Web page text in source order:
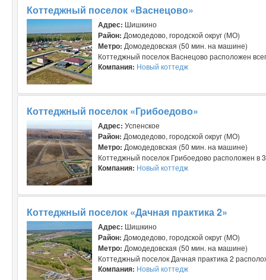
Коттеджный поселок «Васнецово»
Адрес: Шишкино
Район: Домодедово, городской округ (МО)
Метро: Домодедовская (50 мин. на машине)
Коттеджный поселок Васнецово расположен
Компания: Новый коттедж
Коттеджный поселок «Грибоедово»
Адрес: Успенское
Район: Домодедово, городской округ (МО)
Метро: Домодедовская (50 мин. на машине)
Коттеджный поселок Грибоедово расположен
Компания: Новый коттедж
Коттеджный поселок «Дачная практика 2»
Адрес: Шишкино
Район: Домодедово, городской округ (МО)
Метро: Домодедовская (50 мин. на машине)
Коттеджный поселок Дачная практика 2
Компания: Новый коттедж